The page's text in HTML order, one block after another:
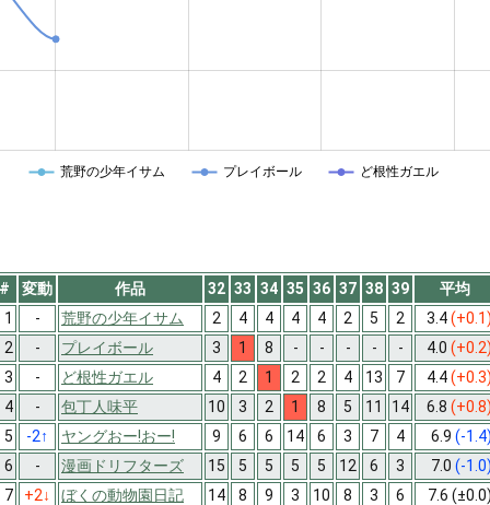
荒野の少年イサム プレイボール ど根性ガエル
# 変動 作品 32 33 34 35 36 37 38 39
平均
1
- 荒野の少年イサム 2 4 4 4 4 2 5 2 3.4(+0.1)
2
- プレイボール 3 1 8 - - - - - 4.0 (+0.2)
3
- ど根性ガエル 4 2 1 2 2 4 13 7 4.4(+0.3)
4
- 包丁人味平 10 3 2 1 8 5 11 14 6.8 (+0.8)
5
-2↑ ヤングおー!おー! 9 6 6 14 6 3 7 4 6.9 (-1.4)
6
- 漫画ドリフターズ 15 5 5 5 5 12 6 3 7.0 (-1.0)
7
+2↓ ぼくの動物園日記 14 8 9 3 10 8 3 6 7.6 (±0.0)